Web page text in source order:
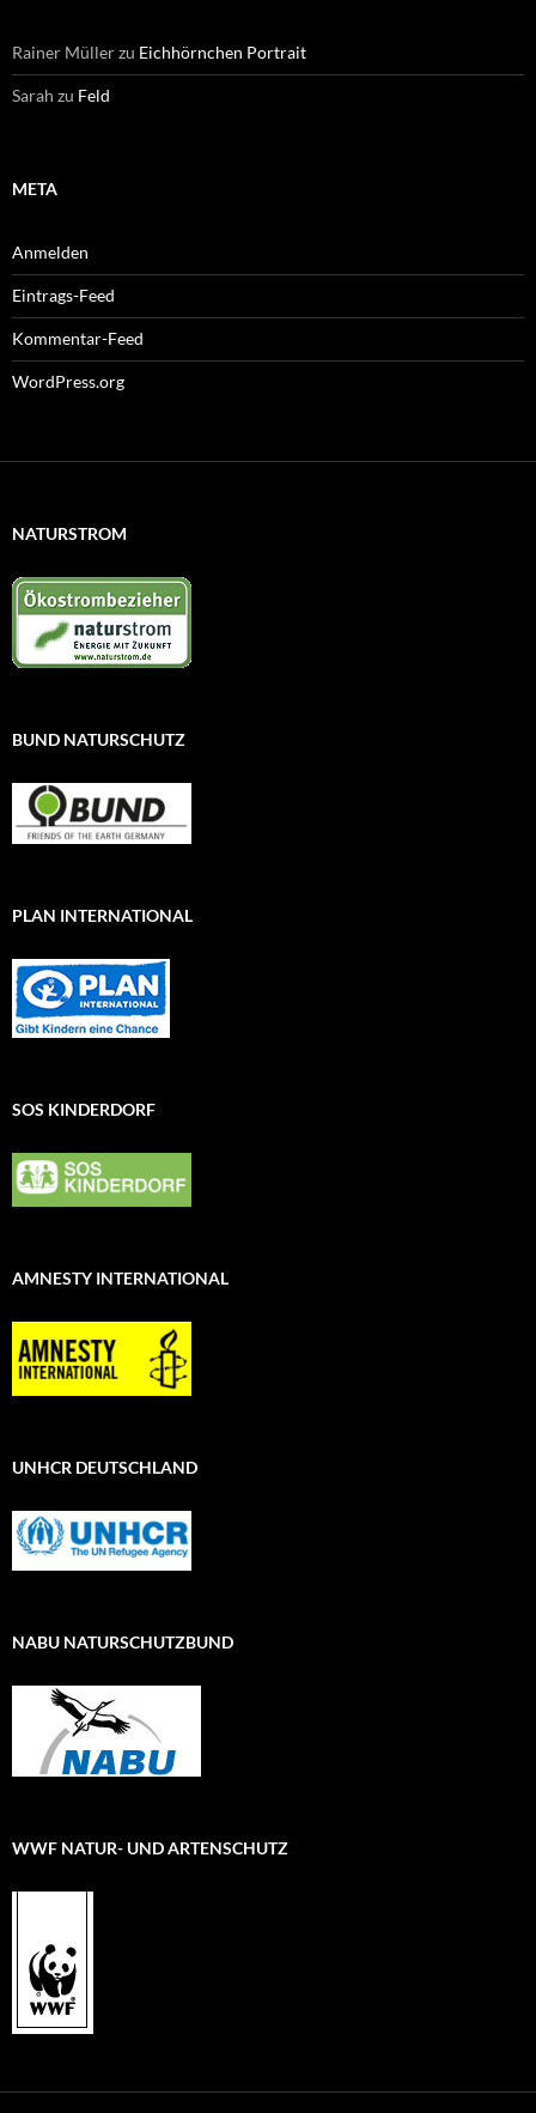
Rainer Müllerzu Eichhörnchen Portrait
Sarah zu Feld
META
Anmelden
Eintrags-Feed
Kommentar-Feed
WordPress.org
NATURSTROM
BUND NATURSCHUTZ
PLAN INTERNATIONAL
SOS KINDERDORF
AMNESTY INTERNATIONAL
UNHCR DEUTSCHLAND
NABU NATURSCHUTZBUND
WWF NATUR- UND ARTENSCHUTZ